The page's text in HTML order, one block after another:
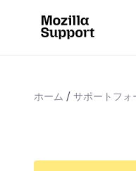
ホーム サポートフォ